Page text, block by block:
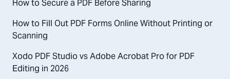
How to Secure a PDF Before Sharing
How to Fill Out PDF Forms Online Without Printing or
Scanning
Xodo PDF Studio vs Adobe Acrobat Pro for PDF
Editing in 2026